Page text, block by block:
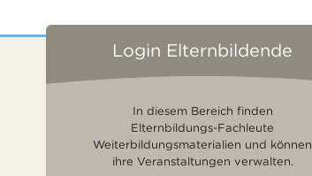
Login Elternbildende
In diesem Bereich finden
Elternbildungs-Fachleute
Weiterbildungsmaterialien und können
ihre Veranstaltungen verwalten.